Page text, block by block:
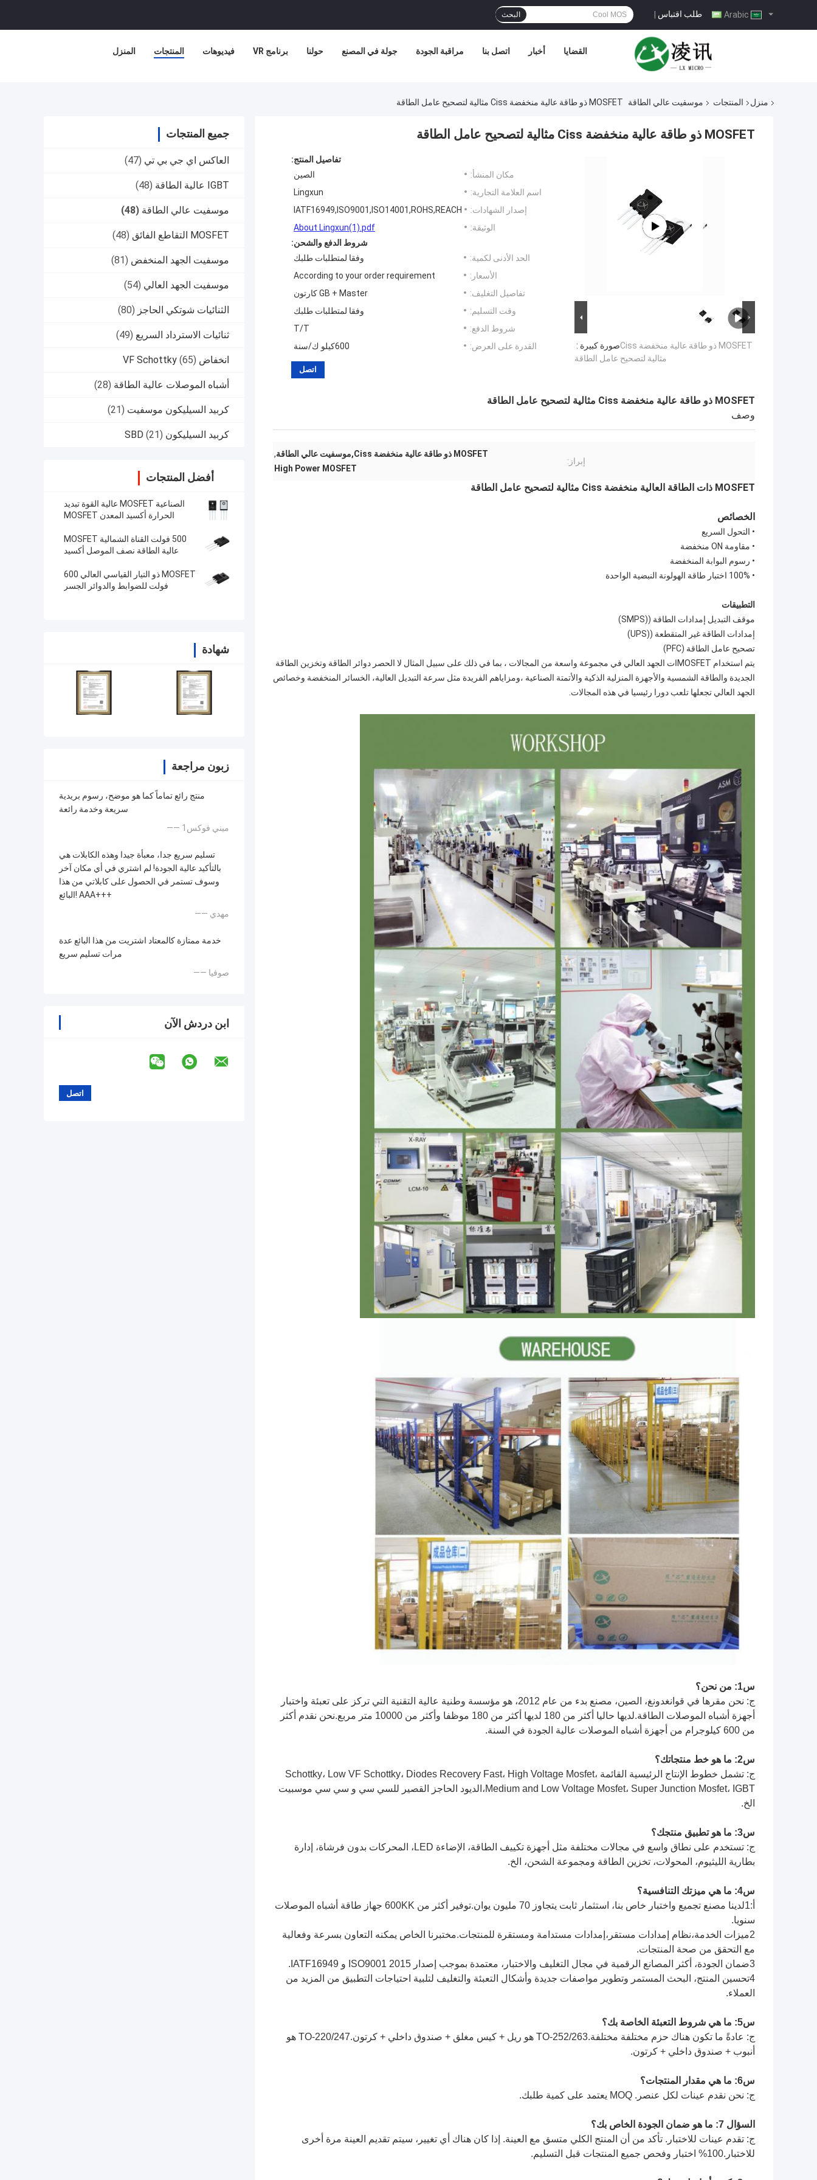
طلب اقتباس | البحث
المنزل المنتجات فيديوهات برنامج VR حولنا جولة في المصنع مراقبة الجودة اتصل بنا أخبار القضايا
منزل المنتجات موسفيت عالي الطاقة MOSFET ذو طاقة عالية منخفضة Ciss مثالية لتصحيح عامل الطاقة
جميع المنتجات
العاكس اي جي بي تي (47)
IGBT عالية الطاقة (48)
موسفيت عالي الطاقة (48)
MOSFET التقاطع الفائق (48)
موسفيت الجهد المنخفض (81)
موسفيت الجهد العالي (54)
الثنائيات شوتكي الحاجز (80)
ثنائيات الاسترداد السريع (49)
انخفاض VF Schottky (65)
أشباه الموصلات عالية الطاقة (28)
كربيد السيليكون موسفيت (21)
كربيد السيليكون SBD (21)
أفضل المنتجات
الصناعية MOSFET عالية القوة تبديد
الحرارة أكسيد المعدن MOSFET
500 فولت القناة الشمالية MOSFET
عالية الطاقة نصف الموصل أكسيد
MOSFET ذو التيار القياسي العالي 600
فولت للضوابط والدوائر الجسر
شهادة
زبون مراجعة
منتج رائع تماماً كما هو موضح، رسوم بريدية
سريعة وخدمة رائعة
—— ميني فوكس1
تسليم سريع جدا، معبأة جيدا وهذه الكابلات هي
بالتأكيد عالية الجودة! لم اشتري في أي مكان آخر
وسوف تستمر في الحصول على كابلاتي من هذا
البائع! AAA+++
—— مهدي
خدمة ممتازة كالمعتاد اشتريت من هذا البائع عدة
مرات تسليم سريع
—— صوفيا
ابن دردش الآن
MOSFET ذو طاقة عالية منخفضة Ciss مثالية لتصحيح عامل الطاقة
صورة كبيرة :MOSFET ذو طاقة عالية منخفضة Ciss
مثالية لتصحيح عامل الطاقة
تفاصيل المنتج:
مكان المنشأ:
الصين
اسم العلامة التجارية:
Lingxun
إصدار الشهادات:
IATF16949,ISO9001,ISO14001,ROHS,REACH
الوثيقة:
About Lingxun(1).pdf
شروط الدفع والشحن:
الحد الأدنى لكمية:
وفقا لمتطلبات طلبك
الأسعار:
According to your order requirement
تفاصيل التغليف:
GB + Master كارتون
وقت التسليم:
وفقا لمتطلبات طلبك
شروط الدفع:
T/T
القدرة على العرض:
600كيلو ك/سنة
اتصل
MOSFET ذو طاقة عالية منخفضة Ciss مثالية لتصحيح عامل الطاقة
وصف
إبراز:
MOSFET ذو طاقة عالية منخفضة Ciss,موسفيت عالي الطاقة
,
High Power MOSFET
MOSFET ذات الطاقة العالية منخفضة Ciss مثالية لتصحيح عامل الطاقة
الخصائص
• التحول السريع
• مقاومة ON منخفضة
• رسوم البوابة المنخفضة
• 100% اختبار طاقة الهولونة النبضية الواحدة
التطبيقات
موقف التبديل إمدادات الطاقة ((SMPS)
إمدادات الطاقة غير المتقطعة ((UPS)
تصحيح عامل الطاقة (PFC)
يتم استخدام MOSFETات الجهد العالي في مجموعة واسعة من المجالات ، بما في ذلك على سبيل المثال لا الحصر دوائر الطاقة وتخزين الطاقة
الجديدة والطاقة الشمسية والأجهزة المنزلية الذكية والأتمتة الصناعية ،ومزاياهم الفريدة مثل سرعة التبديل العالية، الخسائر المنخفضة وخصائص
الجهد العالي تجعلها تلعب دورا رئيسيا في هذه المجالات.
س1: من نحن؟
ج: نحن مقرها في قوانغدونغ، الصين، مصنع بدء من عام 2012، هو مؤسسة وطنية عالية التقنية التي تركز على تعبئة واختبار
أجهزة أشباه الموصلات الطاقة.لديها حاليا أكثر من 180 لديها أكثر من 180 موظفا وأكثر من 10000 متر مربع.نحن نقدم أكثر
من 600 كيلوجرام من أجهزة أشباه الموصلات عالية الجودة في السنة.
س2: ما هو خط منتجاتك؟
ج: تشمل خطوط الإنتاج الرئيسية القائمة Schottky، Low VF Schottky، Diodes Recovery Fast، High Voltage Mosfet،
Medium and Low Voltage Mosfet، Super Junction Mosfet، IGBT،الديود الحاجز القصير للسي سي و سي سي موسبيت
الخ.
س3: ما هو تطبيق منتجك؟
ج: تستخدم على نطاق واسع في مجالات مختلفة مثل أجهزة تكييف الطاقة، الإضاءة LED، المحركات بدون فرشاة، إدارة
بطارية الليثيوم، المحولات، تخزين الطاقة ومجموعة الشحن، الخ.
س4: ما هي ميزتك التنافسية؟
أ:1لدينا مصنع تجميع واختبار خاص بنا، استثمار ثابت يتجاوز 70 مليون يوان.توفير أكثر من 600KK جهاز طاقة أشباه الموصلات
سنويا.
2ميزات الخدمة،نظام إمدادات مستقر،إمدادات مستدامة ومستقرة للمنتجات.مختبرنا الخاص يمكنه التعاون بسرعة وفعالية
مع التحقق من صحة المنتجات.
3ضمان الجودة، أكثر المصانع الرقمية في مجال التغليف والاختبار، معتمدة بموجب إصدار ISO9001 2015 و IATF16949.
4تحسين المنتج، البحث المستمر وتطوير مواصفات جديدة وأشكال التعبئة والتغليف لتلبية احتياجات التطبيق من المزيد من
العملاء.
س5: ما هي شروط التعبئة الخاصة بك؟
ج: عادةً ما تكون هناك حزم مختلفة مختلفة.TO-252/263 هو ريل + كيس مغلق + صندوق داخلي + كرتون.TO-220/247 هو
أنبوب + صندوق داخلي + كرتون.
س6: ما هي مقدار المنتجات؟
ج: نحن نقدم عينات لكل عنصر. MOQ يعتمد على كمية طلبك.
السؤال 7: ما هو ضمان الجودة الخاص بك؟
ج: تقدم عينات للاختبار. تأكد من أن المنتج الكلي متسق مع العينة. إذا كان هناك أي تغيير، سيتم تقديم العينة مرة أخرى
للاختبار.100% اختبار وفحص جميع المنتجات قبل التسليم.